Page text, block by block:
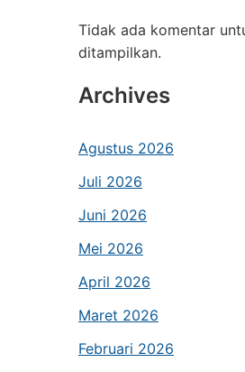
Tidak ada komentar
ditampilkan.
Archives
Agustus 2026
Juli 2026
Juni 2026
Mei 2026
April 2026
Maret 2026
Februari 2026